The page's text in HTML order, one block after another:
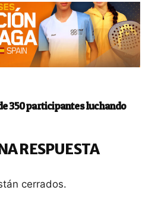
350 participantes luchando
RESPUESTA
cerrados.